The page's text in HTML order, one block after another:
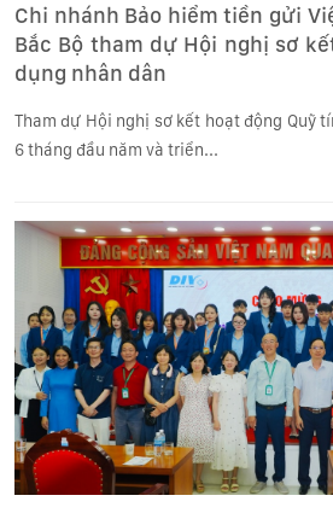
Chi nhánh Bảo hiểm tiền gửi
Bắc Bộ tham dự Hội nghị sơ
dụng nhân dân
Tham dự Hội nghị sơ kết hoạt động Quỹ
6 tháng đầu năm và triển...